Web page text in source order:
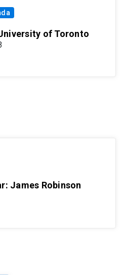
of Toronto
James Robinson